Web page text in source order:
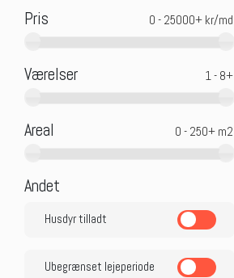
Pris
Værelser
Areal
Andet
Husdyr tilladt
Ubegrænset lejeperiode